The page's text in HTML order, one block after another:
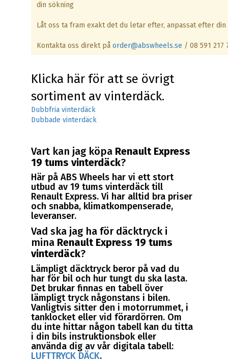
din sökning
Låt oss ta fram exakt det du letar efter, anpassat efter
Kontakta oss direkt på order@abswheels.se / 08 591 217
Klicka här för att se övrigt
sortiment av vinterdäck.
Dubbfria vinterdäck
Dubbade vinterdäck
Vart kan jag köpa Renault Express
19 tums vinterdäck?
Här på ABS Wheels har vi ett stort
utbud av 19 tums vinterdäck till
Renault Express. Vi har alltid bra priser
och snabba, klimatkompenserade,
leveranser.
Vad ska jag ha för däcktryck i
mina Renault Express 19 tums
vinterdäck?
Lämpligt däcktryck beror på vad du
har för bil och hur tungt du ska lasta.
Det brukar finnas en tabell över
lämpligt tryck någonstans i bilen.
Vanligtvis sitter den i motorrummet, i
tanklocket eller vid förardörren. Om
du inte hittar någon tabell kan du titta
i din bils instruktionsbok eller
använda dig av vår digitala tabell:
LUFTTRYCK DÄCK.